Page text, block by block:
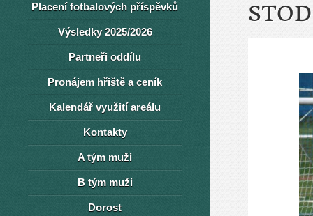
Placení fotbalových příspěvků
Výsledky 2025/2026
Partneři oddílu
Pronájem hřiště a ceník
Kalendář využití areálu
Kontakty
A tým muži
B tým muži
Dorost